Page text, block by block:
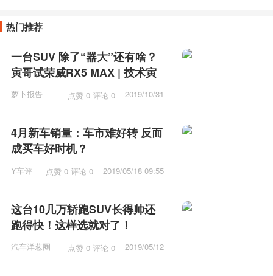
热门推荐
一台SUV 除了“器大”还有啥？
寅哥试荣威RX5 MAX | 技术寅
萝卜报告 点赞 0 评论 0
2019/10/31
4月新车销量：车市难好转 反而
成买车好时机？
Y车评 点赞 0 评论 0 2019/05/18 09:55
这台10几万轿跑SUV长得帅还
跑得快！这样选就对了！
汽车洋葱圈 点赞 0 评论 0
2019/05/12